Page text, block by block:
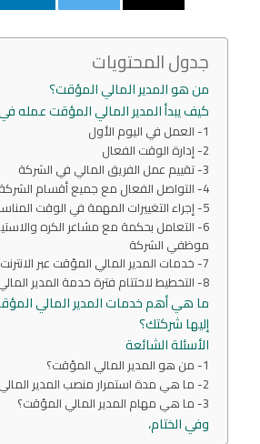
جدول المحتويات
من هو المدير المالي المؤقت؟
كيف يبدأ المدير المالي المؤقت عمله
1- العمل في اليوم الأول
2- إدارة الوقت الفعال
3- تقييم عمل الفريق المالي في الشركة
4- التواصل الفعال مع جميع أقسام الشركة
5- إجراء التغييرات المهمة في الوقت المناسب
6- التعامل بحكمة مع مشاعر الكره
موظفي الشركة
7- خدمات المدير المالي المؤقت عبر الانترنت
8- التخطيط لاختتام فترة خدمة المدير المالي المؤقت
ما هي أهم خدمات المدير المالي
إليها شركتك؟
الأسئلة الشائعة
1- من هو المدير المالي المؤقت؟
2- ما هي مدة استمرار منصب المدير المالي المؤقت؟
3- ما هي مهام المدير المالي المؤقت؟
وفي الختام،